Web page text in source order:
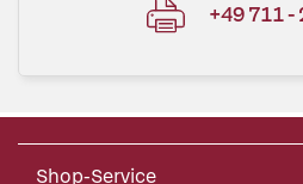
+49 711
Shop-Service